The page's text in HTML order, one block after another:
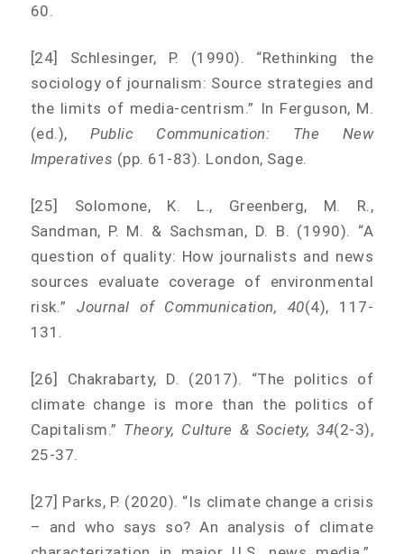
60.
[24] Schlesinger, P. (1990). “Rethinking the
sociology of journalism: Source strategies and
the limits of media-centrism.” In Ferguson, M.
(ed.),Public Communication: The New
Imperatives (pp. 61-83). London, Sage.
[25] Solomone, K. L., Greenberg, M. R.,
Sandman, P. M. & Sachsman, D. B. (1990). “A
question of quality: How journalists and news
sources evaluate coverage of environmental
risk.” Journal of Communication, 40(4), 117-
131.
[26] Chakrabarty, D. (2017). “The politics of
climate change is more than the politics of
Capitalism.” Theory, Culture & Society, 34(2-3),
25-37.
[27] Parks, P. (2020). “Is climate change a crisis
– and who says so? An analysis of climate